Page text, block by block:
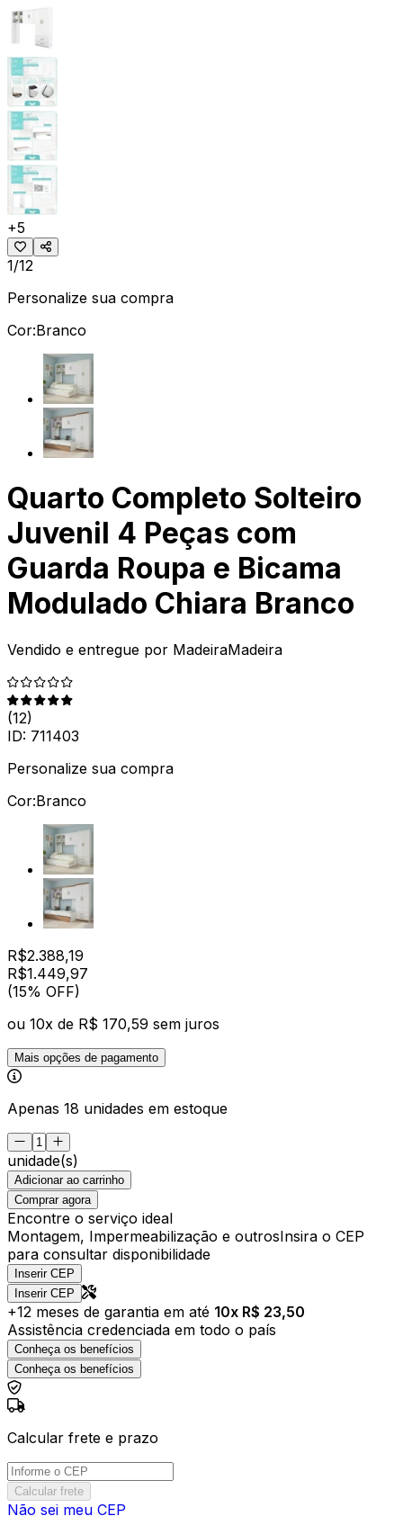
+5
1/12
Personalize sua compra
Cor:Branco
Quarto Completo Solteiro
Juvenil 4 Peças com
Guarda Roupa e Bicama
Modulado Chiara Branco
Vendido e entregue por MadeiraMadeira
(12)
ID: 711403
Personalize sua compra
Cor:Branco
R$2.388,19
R$1.449,97
(15% OFF)
ou 10x de R$ 170,59 sem juros
Mais opções de pagamento
Apenas 18 unidades em estoque
unidade(s)
Adicionar ao carrinho
Comprar agora
Encontre o serviço ideal
Montagem, Impermeabilização e outrosInsira o CEP
para consultar disponibilidade
Inserir CEP
Inserir CEP
+12 meses de garantia em até 10x R$ 23,50
Assistência credenciada em todo o país
Conheça os benefícios
Conheça os benefícios
Calcular frete e prazo
Calcular frete
Não sei meu CEP